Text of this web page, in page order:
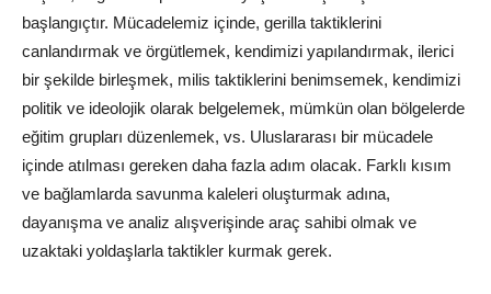
başlangıçtır. Mücadelemiz içinde, gerilla taktiklerini
canlandırmak ve örgütlemek, kendimizi yapılandırmak, ilerici
bir şekilde birleşmek, milis taktiklerini benimsemek, kendimizi
politik ve ideolojik olarak belgelemek, mümkün olan bölgelerde
eğitim grupları düzenlemek, vs. Uluslararası bir mücadele
içinde atılması gereken daha fazla adım olacak. Farklı kısım
ve bağlamlarda savunma kaleleri oluşturmak adına,
dayanışma ve analiz alışverişinde araç sahibi olmak ve
uzaktaki yoldaşlarla taktikler kurmak gerek.